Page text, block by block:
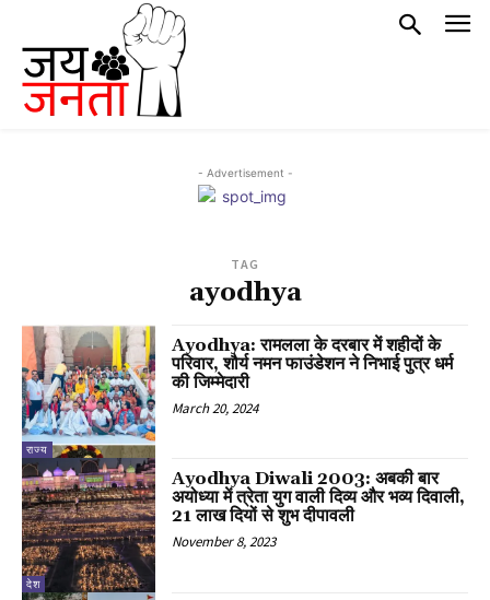
- Advertisement -
TAG
ayodhya
राज्य
Ayodhya: रामलला के दरबार में शहीदों के
परिवार, शौर्य नमन फाउंडेशन ने निभाई पुत्र धर्म
की जिम्मेदारी
March 20, 2024
देश
Ayodhya Diwali 2003: अबकी बार
अयोध्या में त्रेता युग वाली दिव्य और भव्य दिवाली,
21 लाख दियों से शुभ दीपावली
November 8, 2023